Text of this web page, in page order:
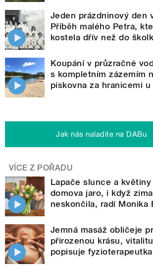
Jeden prázdninový den
Příběh malého Petra,
kostela dřív než do
Koupání v průzračné
s kompletním zázemím
pískovna za hranicemi u
Jak nás naladíte na DABu
VÍCE Z POŘADU
Lapače slunce a
domova jaro, i když
neskončila, radí Monika
Jemná masáž obličeje
přirozenou krásu,
popisuje fyzioterapeutka